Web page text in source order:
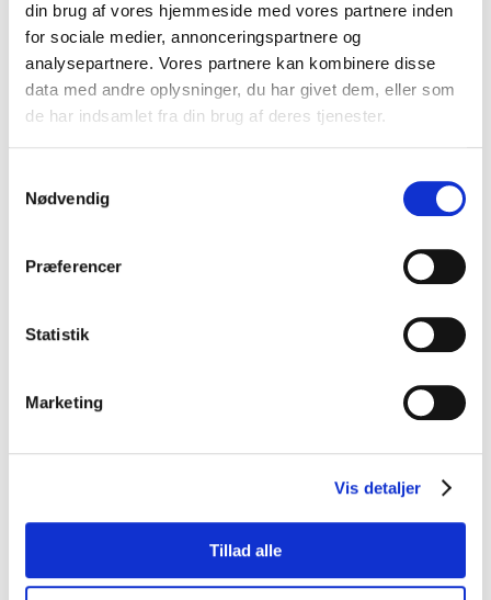
din brug af vores hjemmeside med vores partnere inden
for sociale medier, annonceringspartnere og
analysepartnere. Vores partnere kan kombinere disse
data med andre oplysninger, du har givet dem, eller som
de har indsamlet fra din brug af deres tjenester.
Nødvendig
Præferencer
Statistik
Marketing
Vis detaljer
Tillad alle
Få et fleksibelt forløb hos os
Vores tilbud inkluderer en fleksibel proces med app
udvikling, der gør det muligt at lave ændringer i konceptet
udviklingsprojekt når sikkert i mål hos os.